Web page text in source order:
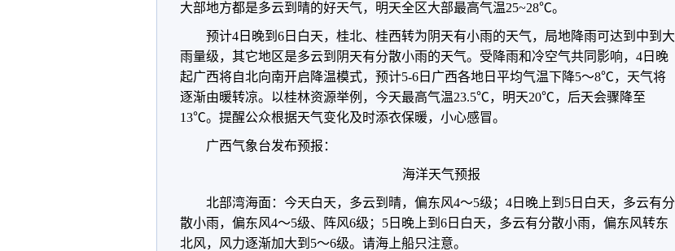
大部地方都是多云到晴的好天气，明天全区大部最高气温25~28℃。
预计4日晚到6日白天，桂北、桂西转为阴天有小雨的天气，局地降雨可达到中到大
雨量级，其它地区是多云到阴天有分散小雨的天气。受降雨和冷空气共同影响，4日晚
起广西将自北向南开启降温模式，预计5-6日广西各地日平均气温下降5～8℃，天气将
逐渐由暖转凉。以桂林资源举例，今天最高气温23.5℃，明天20℃，后天会骤降至
13℃。提醒公众根据天气变化及时添衣保暖，小心感冒。
广西气象台发布预报：
海洋天气预报
北部湾海面：今天白天，多云到晴，偏东风4～5级；4日晚上到5日白天，多云有分
散小雨，偏东风4～5级、阵风6级；5日晚上到6日白天，多云有分散小雨，偏东风转东
北风，风力逐渐加大到5～6级。请海上船只注意。